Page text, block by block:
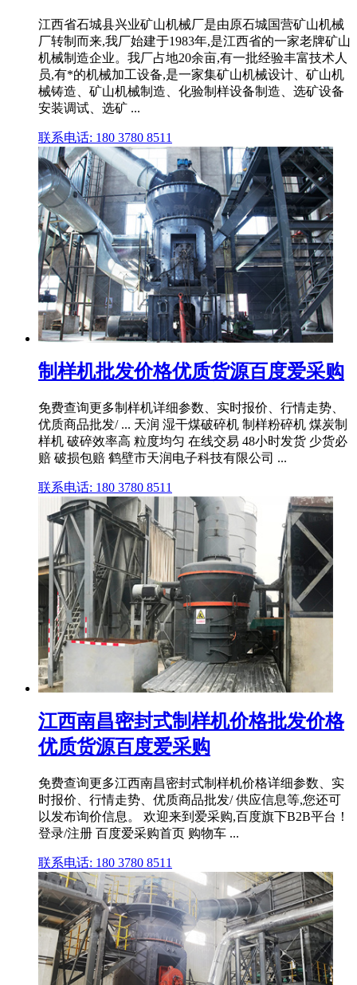
江西省石城县兴业矿山机械厂是由原石城国营矿山机械
厂转制而来,我厂始建于1983年,是江西省的一家老牌矿山
机械制造企业。我厂占地20余亩,有一批经验丰富技术人
员,有*的机械加工设备,是一家集矿山机械设计、矿山机
械铸造、矿山机械制造、化验制样设备制造、选矿设备
安装调试、选矿 ...
联系电话: 180 3780 8511
制样机批发价格优质货源百度爱采购
免费查询更多制样机详细参数、实时报价、行情走势、
优质商品批发/ ... 天润 湿干煤破碎机 制样粉碎机 煤炭制
样机 破碎效率高 粒度均匀 在线交易 48小时发货 少货必
赔 破损包赔 鹤壁市天润电子科技有限公司 ...
联系电话: 180 3780 8511
江西南昌密封式制样机价格批发价格
优质货源百度爱采购
免费查询更多江西南昌密封式制样机价格详细参数、实
时报价、行情走势、优质商品批发/ 供应信息等,您还可
以发布询价信息。 欢迎来到爱采购,百度旗下B2B平台！
登录/注册 百度爱采购首页 购物车 ...
联系电话: 180 3780 8511